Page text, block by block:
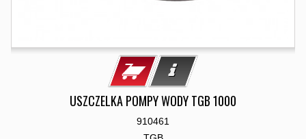
USZCZELKA POMPY WODY TGB 1000
910461